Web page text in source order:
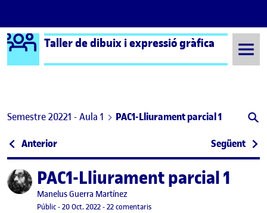
Saltar al contingut
Logo Ágora
Taller de dibuix i expressió gràfica
Semestre 20221 - Aula 1 PAC1-Lliurament parcial 1
Navegació d'entrades
Anterior: Presentació de l’activitat 1 Següent:
Publicat perPAC1-Lliurament parcial 1
Publicat per
Manelus Guerra Martínez
Visibilitat:
Públic-Data de publicació
20 Oct. 202221 octubre, 2022 4:30 pm
-22 comentarisa PAC1-Lliurament parcial 1